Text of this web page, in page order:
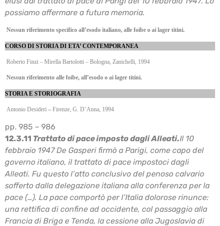
possiamo affermare a futura memoria.
Nessun riferimento specifico all’esodo italiano, alle foibe o ai lager titini.
CORSO DI STORIA DI ETA’ CONTEMPORANEA
Roberto Finzi – Mirella Bartolotti – Bologna, Zanichelli, 1994
Nessun riferimento alle foibe, all’esodo o ai lager titini.
STORIA E STORIOGRAFIA
Antonio Desideri – Firenze, G. D’Anna, 1994
pp. 985 – 986
12.3.11 Trattato di pace imposto dagli Alleati.Il 10
febbraio 1947 De Gasperi firmò a Parigi, come capo del
governo italiano, il trattato di pace impostoci dagli
Alleati. Fu questo l’atto conclusivo del penoso calvario
sofferto dalla delegazione italiana alla conferenza per la
pace (…). La pace comportò per l’Italia dolorose rinunce:
una rettifica di confine ad occidente, col passaggio alla
Francia di Briga e Tenda, la cessione alla Jugoslavia di